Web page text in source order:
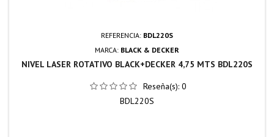
REFERENCIA: BDL220S
MARCA: BLACK & DECKER
NIVEL LASER ROTATIVO BLACK+DECKER 4,75 MTS BDL220S
Reseña(s): 0
BDL220S